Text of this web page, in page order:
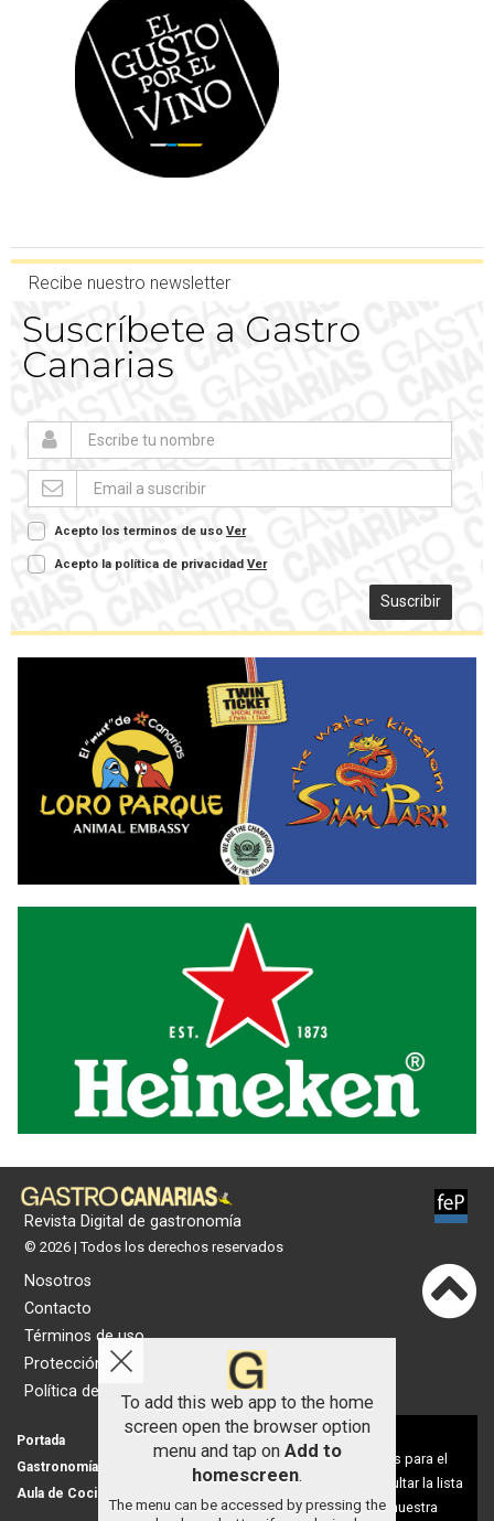
Recibe nuestro newsletter
Suscríbete a Gastro
Canarias
Acepto los terminos de uso Ver
Acepto la política de privacidad Ver
Suscribir
Revista Digital de gastronomía
© 2026 | Todos los derechos reservados
Nosotros
Contacto
Términos de uso
Protección de datos
Política de cookies
Portada
Actualidad
Gastronomía
Aula de Cocina
To add this web app to the home
screen open the browser option
menu and tap on Add to
homescreen.
The menu can be accessed by pressing the
Aviso sobre el Uso de cookies:
Utilizamos cookies nuestras y de terceros para el
funcionamiento del digital. Puedes consultar la lista
de cookies y como desconectarlas. Ver nuestra